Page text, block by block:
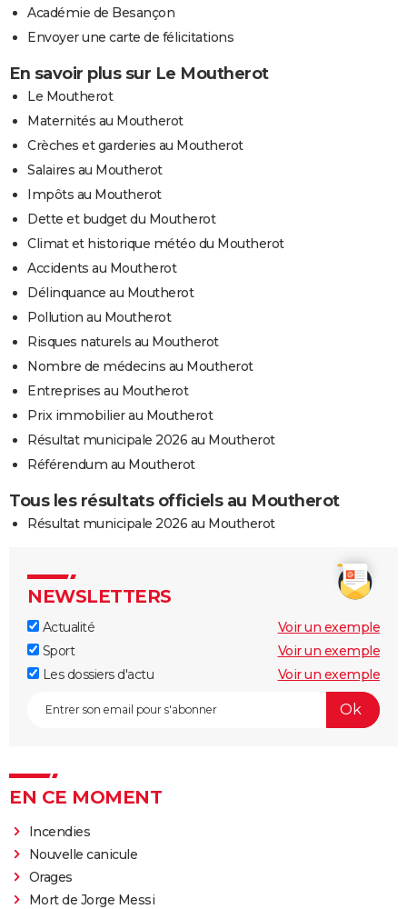
Académie de Besançon
Envoyer une carte de félicitations
En savoir plus sur Le Moutherot
Le Moutherot
Maternités au Moutherot
Crèches et garderies au Moutherot
Salaires au Moutherot
Impôts au Moutherot
Dette et budget du Moutherot
Climat et historique météo du Moutherot
Accidents au Moutherot
Délinquance au Moutherot
Pollution au Moutherot
Risques naturels au Moutherot
Nombre de médecins au Moutherot
Entreprises au Moutherot
Prix immobilier au Moutherot
Résultat municipale 2026 au Moutherot
Référendum au Moutherot
Tous les résultats officiels au Moutherot
Résultat municipale 2026 au Moutherot
NEWSLETTERS
Actualité
Voir un exemple
Sport
Voir un exemple
Les dossiers d'actu
Voir un exemple
EN CE MOMENT
Incendies
Nouvelle canicule
Orages
Mort de Jorge Messi